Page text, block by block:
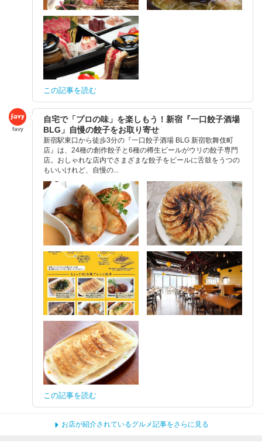
この記事を読む
favy
自宅で「プロの味」を楽しもう！新宿『一口餃子酒場
BLG」自慢の餃子をお取り寄せ
新宿駅東口から徒歩3分の『一口餃子酒場 BLG 新宿歌舞伎町
店』は、24種の創作餃子と6種の樽生ビールがウリの餃子専門
店。おしゃれな店内でさまざまな餃子をビールに舌鼓をうつの
もいいけれど、自慢の...
この記事を読む
お店が紹介されているグルメ記事をさらに見る